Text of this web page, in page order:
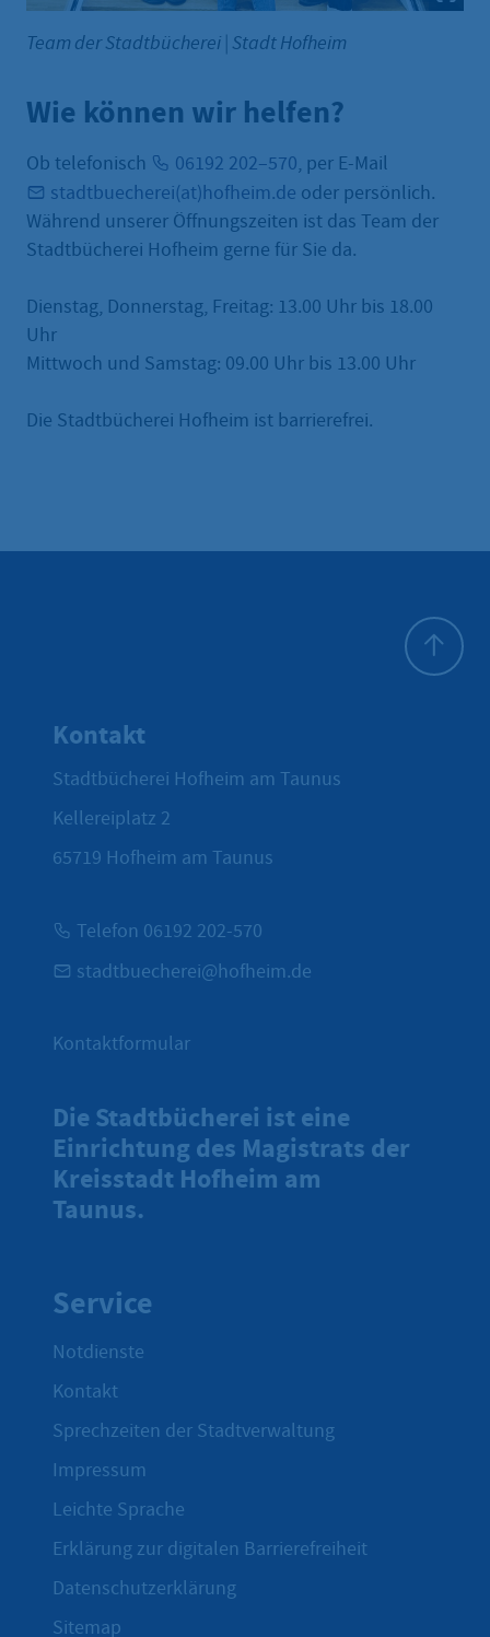
Team der Stadtbücherei Stadt Hofheim
Wie können wir helfen?
Ob telefonisch 06192 202–570, per E-Mail
stadtbuecherei(at)hofheim.de oder persönlich.
Während unserer Öffnungszeiten ist das Team der
Stadtbücherei Hofheim gerne für Sie da.
Dienstag, Donnerstag, Freitag: 13.00 Uhr bis 18.00
Uhr
Mittwoch und Samstag: 09.00 Uhr bis 13.00 Uhr
Die Stadtbücherei Hofheim ist barrierefrei.
Kontakt
Stadtbücherei Hofheim am Taunus
Kellereiplatz 2
65719 Hofheim am Taunus
Telefon 06192 202-570
stadtbuecherei@hofheim.de
Kontaktformular
Die Stadtbücherei ist eine
Einrichtung des Magistrats der
Kreisstadt Hofheim am
Taunus.
Service
Notdienste
Kontakt
Sprechzeiten der Stadtverwaltung
Impressum
Leichte Sprache
Erklärung zur digitalen Barrierefreiheit
Datenschutzerklärung
Sitemap